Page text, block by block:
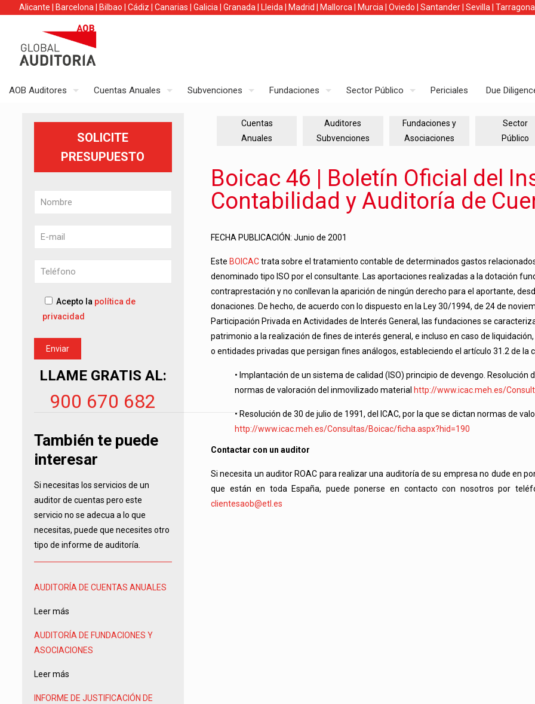
Alicante Barcelona Bilbao Cádiz Canarias Galicia Granada Lleida Madrid Mallorca Murcia Oviedo Santander Sevilla Tarragona
AOB Auditores Cuentas Anuales Subvenciones Fundaciones Sector Público Periciales Due
SOLICITE
PRESUPUESTO
Acepto la política de
privacidad
LLAME GRATIS AL:
900 670 682
También te puede
interesar
Si necesitas los servicios de un
auditor de cuentas pero este
servicio no se adecua a lo que
necesitas, puede que necesites otro
tipo de informe de auditoría.
AUDITORÍA DE CUENTAS ANUALES
Leer más
AUDITORÍA DE FUNDACIONES Y
ASOCIACIONES
Leer más
INFORME DE JUSTIFICACIÓN DE
Cuentas
Anuales
Auditores
Subvenciones
Fundaciones y
Asociaciones
Sector
Público
Boicac 46 | Boletín Oficial del
Contabilidad y Auditoría de
FECHA PUBLICACIÓN: Junio de 2001
Este BOICACtrata sobre el tratamiento contable de determinados gastos
denominado tipo ISO por el consultante. Las aportaciones realizadas a la dotación
contraprestación y no conllevan la aparición de ningún derecho para el aportante,
donaciones. De hecho, de acuerdo con lo dispuesto en la Ley 30/1994, de 24 de
Participación Privada en Actividades de Interés General, las fundaciones se
patrimonio a la realización de fines de interés general, e incluso en caso de
o entidades privadas que persigan fines análogos, estableciendo el artículo 31.2 de la
• Implantación de un sistema de calidad (ISO) principio de devengo. Resolución
normas de valoración del inmovilizado material http://www.icac.meh.es/
• Resolución de 30 de julio de 1991, del ICAC, por la que se dictan normas de
http://www.icac.meh.es/Consultas/Boicac/ficha.aspx?hid=190
Contactar con un auditor
Si necesita un auditor ROAC para realizar una auditoría de su empresa no dude en
que están en toda España, puede ponerse en contacto con nosotros por
clientesaob@etl.es